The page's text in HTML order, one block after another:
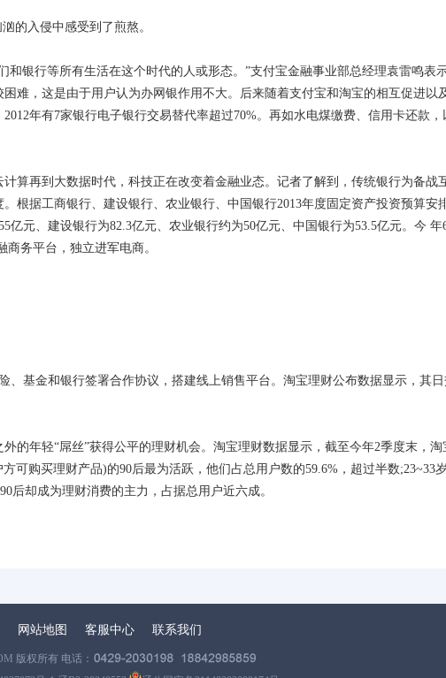
的入侵中感受到了煎熬。
银行等所有生活在这个时代的人或形态。”支付宝金融事业部总经理袁雷鸣表
难，这是由于用户认为办网银作用不大。后来随着支付宝和淘宝的相互促进以
年有7家银行电子银行交易替代率超过70%。再如水电煤缴费、信用卡还款，
再到大数据时代，科技正在改变着金融业态。记者了解到，传统银行为备战
根据工商银行、建设银行、农业银行、中国银行2013年度固定资产投资预算安
亿元、建设银行为82.3亿元、农业银行约为50亿元、中国银行为53.5亿元。今
务平台，独立进军电商。
基金和银行签署合作协议，搭建线上销售平台。淘宝理财公布数据显示，其日
年轻“屌丝”获得公平的理财机会。淘宝理财数据显示，截至今年2季度末，淘
可购买理财产品)的90后最为活跃，他们占总用户数的59.6%，超过半数;23~33
后却成为理财消费的主力，占据总用户近六成。
网站地图 客服中心 联系我们
版权所有 电话：